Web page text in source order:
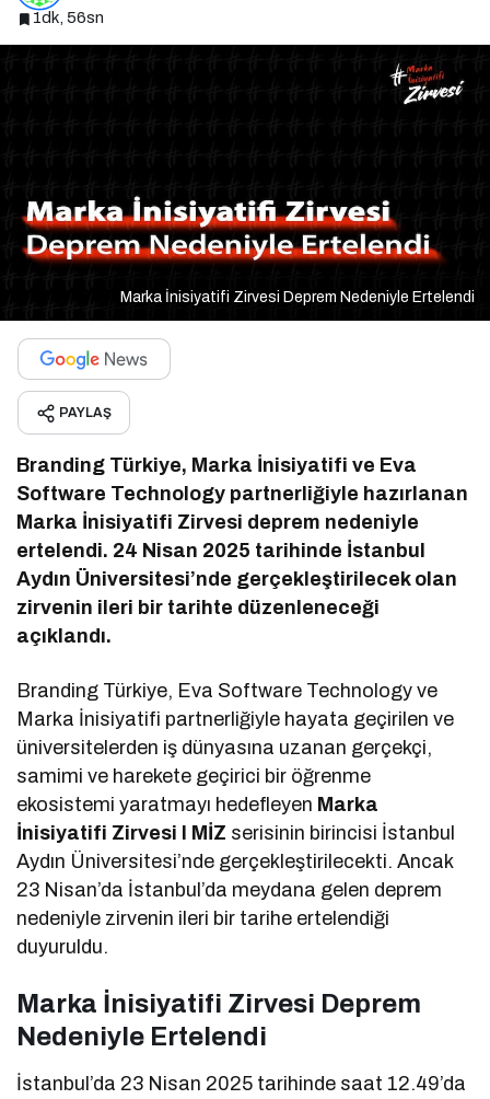
1dk, 56sn
Marka İnisiyatifi Zirvesi Deprem Nedeniyle Ertelendi
PAYLAŞ
Branding Türkiye, Marka İnisiyatifi ve Eva
Software Technology partnerliğiyle hazırlanan
Marka İnisiyatifi Zirvesi deprem nedeniyle
ertelendi. 24 Nisan 2025 tarihinde İstanbul
Aydın Üniversitesi’nde gerçekleştirilecek olan
zirvenin ileri bir tarihte düzenleneceği
açıklandı.
Branding Türkiye, Eva Software Technology ve
Marka İnisiyatifi partnerliğiyle hayata geçirilen ve
üniversitelerden iş dünyasına uzanan gerçekçi,
samimi ve harekete geçirici bir öğrenme
ekosistemi yaratmayı hedefleyen Marka
İnisiyatifi Zirvesi I MİZ serisinin birincisi İstanbul
Aydın Üniversitesi’nde gerçekleştirilecekti. Ancak
23 Nisan’da İstanbul’da meydana gelen deprem
nedeniyle zirvenin ileri bir tarihe ertelendiği
duyuruldu.
Marka İnisiyatifi Zirvesi Deprem
Nedeniyle Ertelendi
İstanbul’da 23 Nisan 2025 tarihinde saat 12.49’da